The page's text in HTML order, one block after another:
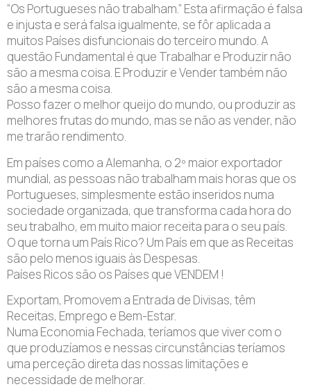
“Os Portugueses não trabalham.” Esta afirmação é falsa
e injusta e será falsa igualmente, se fôr aplicada a
muitos Países disfuncionais do terceiro mundo. A
questão Fundamental é que Trabalhar e Produzir não
são a mesma coisa. E Produzir e Vender também não
são a mesma coisa.
Posso fazer o melhor queijo do mundo, ou produzir as
melhores frutas do mundo, mas se não as vender, não
me trarão rendimento.
Em países como a Alemanha, o 2º maior exportador
mundial, as pessoas não trabalham mais horas que os
Portugueses, simplesmente estão inseridos numa
sociedade organizada, que transforma cada hora do
seu trabalho, em muito maior receita para o seu país.
O que torna um País Rico? Um País em que as Receitas
são pelo menos iguais às Despesas.
Países Ricos são os Países que VENDEM !
Exportam, Promovem a Entrada de Divisas, têm
Receitas, Emprego e Bem-Estar.
Numa Economia Fechada, teríamos que viver com o
que produzíamos e nessas circunstâncias teríamos
uma perceção direta das nossas limitações e
necessidade de melhorar.